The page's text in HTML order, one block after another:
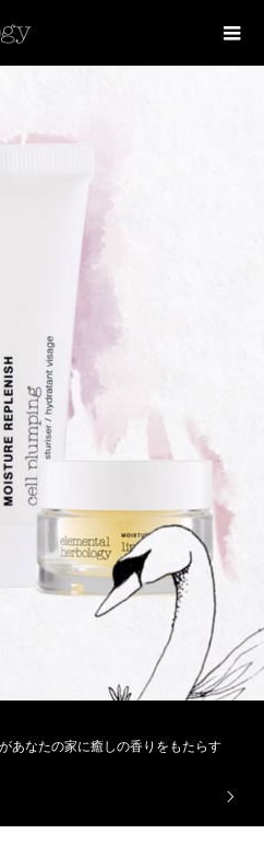
あなたの家に癒しの香りをもたらす